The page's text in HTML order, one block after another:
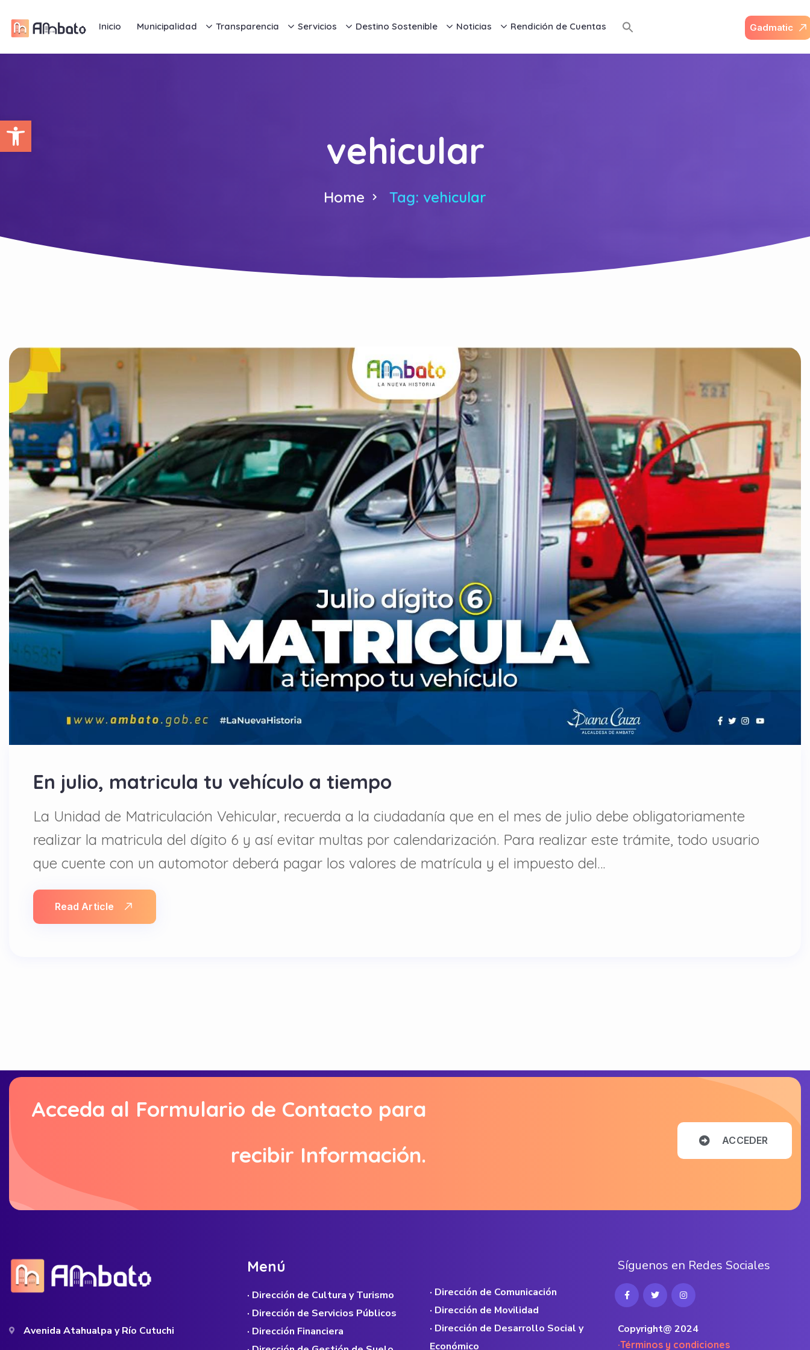
Abrir barra de herramientas
Inicio Municipalidad Transparencia Servicios Destino Sostenible Noticias Rendición de Cuentas Gadmatic
vehicular
Home Tag: vehicular
En julio, matricula tu vehículo a tiempo
La Unidad de Matriculación Vehicular, recuerda a la ciudadanía que en el mes de julio debe obligatoriamente
realizar la matricula del dígito 6 y así evitar multas por calendarización. Para realizar este trámite, todo usuario
que cuente con un automotor deberá pagar los valores de matrícula y el impuesto del…
Read Article
Acceda al Formulario de Contacto para
recibir Información.
ACCEDER
Avenida Atahualpa y Río Cutuchi
Menú
· Dirección de Cultura y Turismo
· Dirección de Servicios Públicos
· Dirección Financiera
· Dirección de Comunicación
· Dirección de Movilidad
· Dirección de Desarrollo Social y
Económico
Síguenos en Redes Sociales
Copyright@ 2024
·Términos y condiciones